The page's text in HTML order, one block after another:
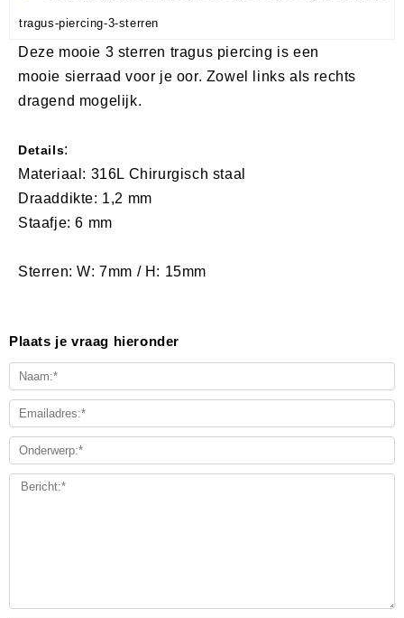
tragus-piercing-3-sterren
Deze mooie 3 sterren tragus piercing is een
mooie sierraad voor je oor. Zowel links als rechts
dragend mogelijk.
Details:
Materiaal: 316L Chirurgisch staal
Draaddikte: 1,2 mm
Staafje: 6 mm
Sterren: W: 7mm / H: 15mm
Plaats je vraag hieronder